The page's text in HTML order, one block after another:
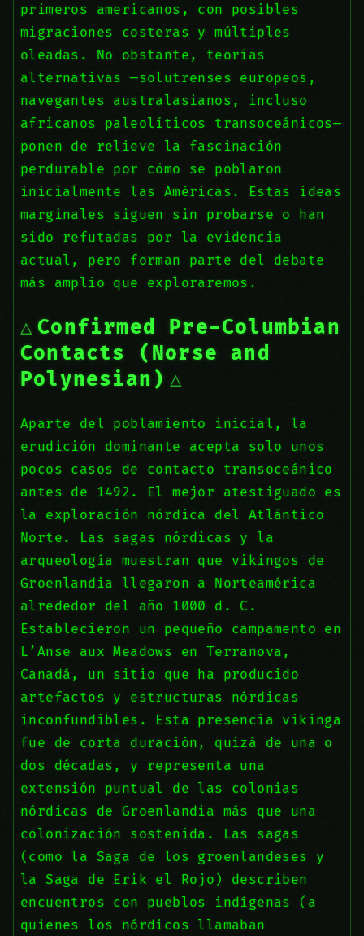
primeros americanos, con posibles
migraciones costeras y múltiples
oleadas. No obstante, teorías
alternativas —solutrenses europeos,
navegantes australasianos, incluso
africanos paleolíticos transoceánicos—
ponen de relieve la fascinación
perdurable por cómo se poblaron
inicialmente las Américas. Estas ideas
marginales siguen sin probarse o han
sido refutadas por la evidencia
actual, pero forman parte del debate
más amplio que exploraremos.
Confirmed Pre-Columbian
Contacts (Norse and
Polynesian)
Aparte del poblamiento inicial, la
erudición dominante acepta solo unos
pocos casos de contacto transoceánico
antes de 1492. El mejor atestiguado es
la exploración nórdica del Atlántico
Norte. Las sagas nórdicas y la
arqueología muestran que vikingos de
Groenlandia llegaron a Norteamérica
alrededor del año 1000 d. C.
Establecieron un pequeño campamento en
L’Anse aux Meadows en Terranova,
Canadá, un sitio que ha producido
artefactos y estructuras nórdicas
inconfundibles. Esta presencia vikinga
fue de corta duración, quizá de una o
dos décadas, y representa una
extensión puntual de las colonias
nórdicas de Groenlandia más que una
colonización sostenida. Las sagas
(como la Saga de los groenlandeses y
la Saga de Erik el Rojo) describen
encuentros con pueblos indígenas (a
quienes los nórdicos llamaban